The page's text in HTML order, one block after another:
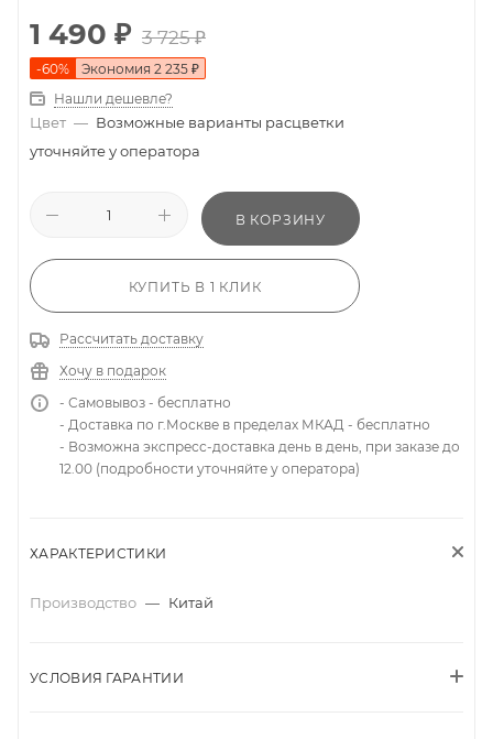
1 490 ₽ 3 725₽
-60% Экономия 2 235 ₽
Нашли дешевле?
Цвет — Возможные варианты расцветки
уточняйте у оператора
В КОРЗИНУ
КУПИТЬ В 1 КЛИК
Рассчитать доставку
Хочу в подарок
- Самовывоз - бесплатно
- Доставка по г.Москве в пределах МКАД - бесплатно
- Возможна экспресс-доставка день в день, при заказе до
12.00 (подробности уточняйте у оператора)
ХАРАКТЕРИСТИКИ
Производство — Китай
УСЛОВИЯ ГАРАНТИИ